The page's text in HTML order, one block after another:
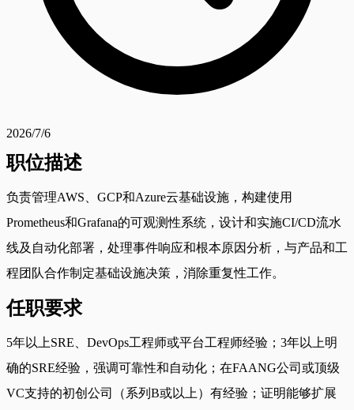
2026/7/6
职位描述
负责管理AWS、GCP和Azure云基础设施，构建使用
Prometheus和Grafana的可观测性系统，设计和实施CI/CD流水
线及自动化部署，处理事件响应和根本原因分析，与产品和工
程团队合作制定基础设施决策，消除重复性工作。
任职要求
5年以上SRE、DevOps工程师或平台工程师经验；3年以上明
确的SRE经验，强调可靠性和自动化；在FAANG公司或顶级
VC支持的初创公司（系列B或以上）有经验；证明能够扩展